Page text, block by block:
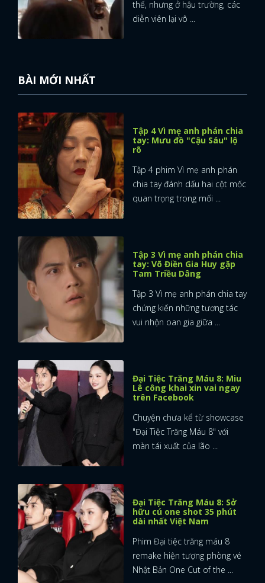
thế, nhưng ở hậu trường, các
diễn viên lại vô ...
BÀI MỚI NHẤT
Tập 4 Vì mẹ anh phán chia
tay: Mưu đồ "Cậu Sáu" lộ
rõ
Tập 4 phim Vì mẹ anh phán
chia tay đánh dấu hai cột mốc
quan trọng trong mối ...
Tập 3 Vì mẹ anh phán chia
tay: Võ Điền Gia Huy gặp
Tam Triều Dâng
Tập 3 Vì mẹ anh phán chia tay
chứng kiến những tương tác
vui nhộn oan gia giữa ...
Đại Tiệc Trăng Máu 8: Miu
Lê công khai xin vai ngay
trên Facebook
Chuyện chưa kể từ showcase
"Đại Tiệc Trăng Máu 8" với
màn tái xuất của lão ...
Đại Tiệc Trăng Máu 8: Sở
hữu cú one shot 35 phút
dài nhất Việt Nam
Phim Đại tiệc trăng máu 8
remake hiện tượng phòng vé
Nhật Bản One Cut of the ...